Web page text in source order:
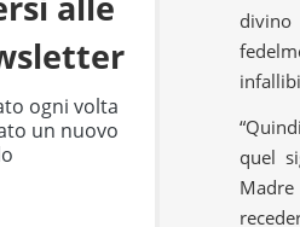
ogni volta
un nuovo
quel